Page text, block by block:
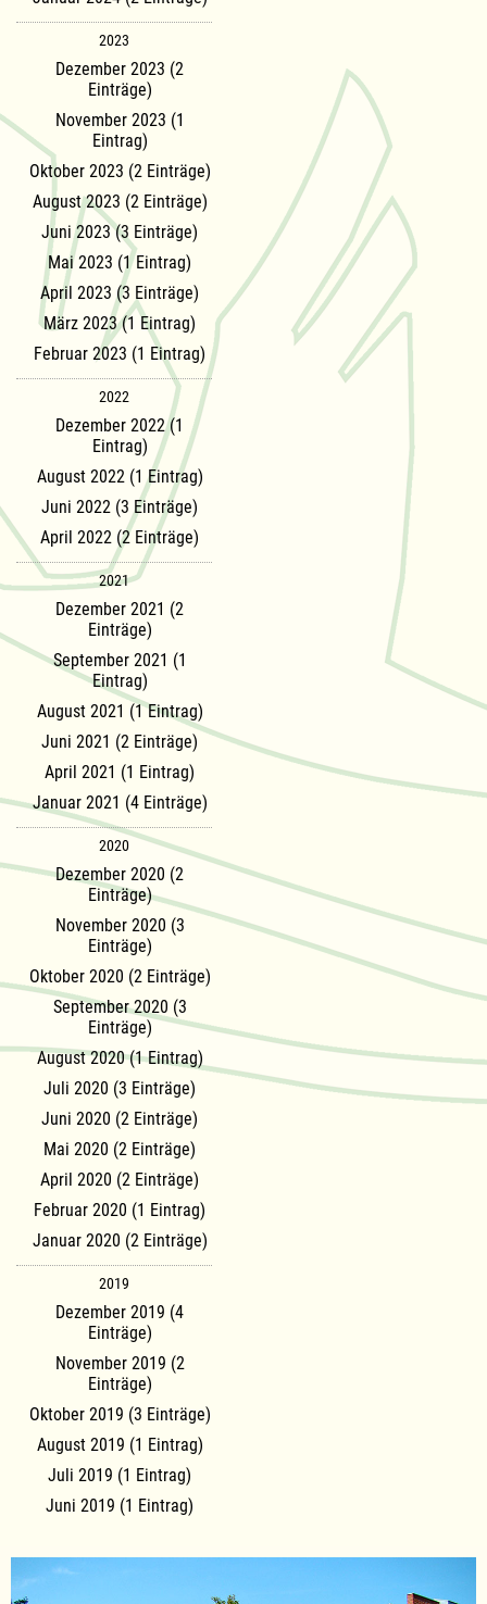
2023
Dezember 2023 (2
Einträge)
November 2023 (1
Eintrag)
Oktober 2023 (2 Einträge)
August 2023 (2 Einträge)
Juni 2023 (3 Einträge)
Mai 2023 (1 Eintrag)
April 2023 (3 Einträge)
März 2023 (1 Eintrag)
Februar 2023 (1 Eintrag)
2022
Dezember 2022 (1
Eintrag)
August 2022 (1 Eintrag)
Juni 2022 (3 Einträge)
April 2022 (2 Einträge)
2021
Dezember 2021 (2
Einträge)
September 2021 (1
Eintrag)
August 2021 (1 Eintrag)
Juni 2021 (2 Einträge)
April 2021 (1 Eintrag)
Januar 2021 (4 Einträge)
2020
Dezember 2020 (2
Einträge)
November 2020 (3
Einträge)
Oktober 2020 (2 Einträge)
September 2020 (3
Einträge)
August 2020 (1 Eintrag)
Juli 2020 (3 Einträge)
Juni 2020 (2 Einträge)
Mai 2020 (2 Einträge)
April 2020 (2 Einträge)
Februar 2020 (1 Eintrag)
Januar 2020 (2 Einträge)
2019
Dezember 2019 (4
Einträge)
November 2019 (2
Einträge)
Oktober 2019 (3 Einträge)
August 2019 (1 Eintrag)
Juli 2019 (1 Eintrag)
Juni 2019 (1 Eintrag)